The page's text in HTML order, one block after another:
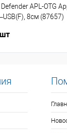
APL-OTG
8см (87657)